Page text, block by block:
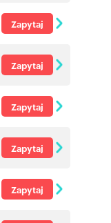
Zapytaj
Zapytaj
Zapytaj
Zapytaj
Zapytaj